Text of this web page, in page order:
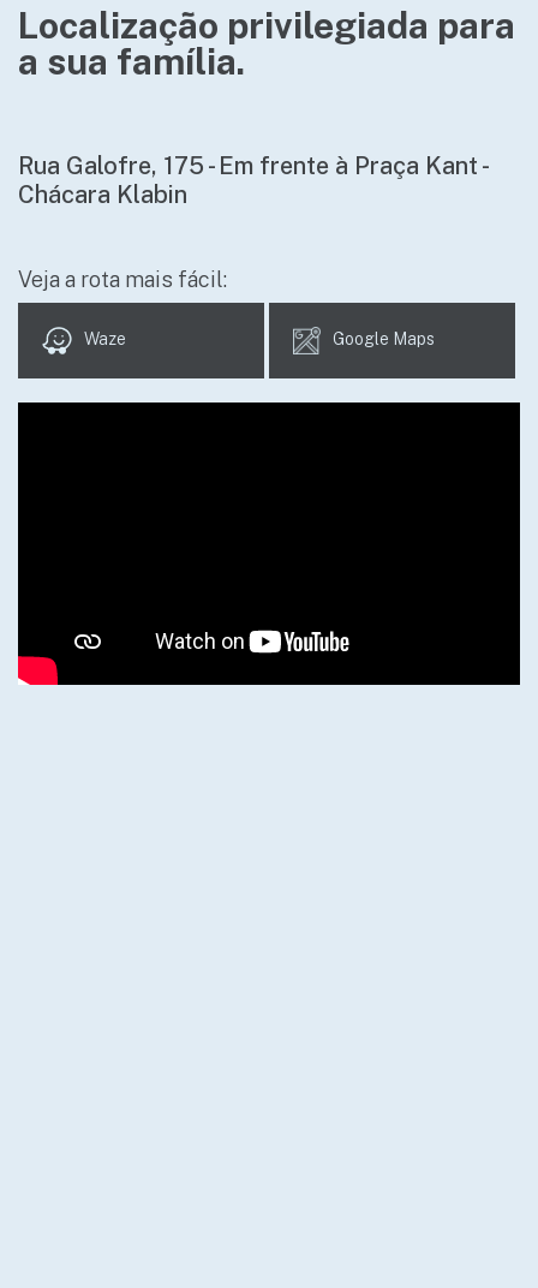
Localização privilegiada para
a sua família.
Rua Galofre, 175 - Em frente à Praça Kant -
Chácara Klabin
Veja a rota mais fácil:
Waze Google Maps